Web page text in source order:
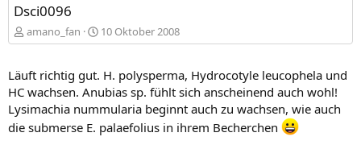
Dsci0096
amano_fan 10 Oktober 2008
Läuft richtig gut. H. polysperma, Hydrocotyle leucophela und
HC wachsen. Anubias sp. fühlt sich anscheinend auch wohl!
Lysimachia nummularia beginnt auch zu wachsen, wie auch
die submerse E. palaefolius in ihrem Becherchen